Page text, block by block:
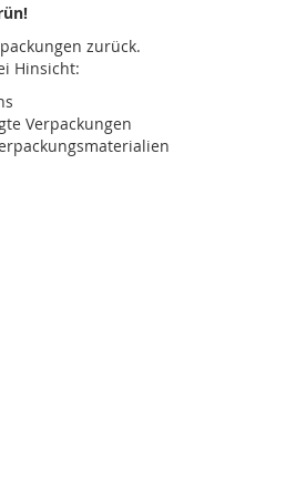
zurück.
Hinsicht:
Verpackungen